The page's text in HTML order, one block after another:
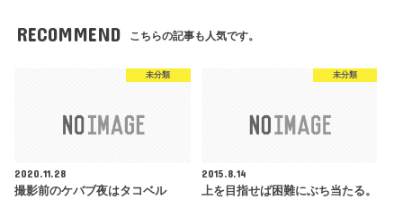
RECOMMEND こちらの記事も人気です。
未分類
2020.11.28
撮影前のケバブ夜はタコベル
未分類
2015.8.14
上を目指せば困難にぶち当たる。